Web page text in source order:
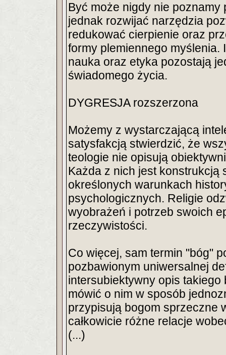
Być może nigdy nie poznamy
jednak rozwijać narzędzia
redukować cierpienie oraz
formy plemiennego myślenia.
nauka oraz etyka pozostają
świadomego życia.
DYGRESJA rozszerzona
Możemy z wystarczającą
satysfakcją stwierdzić, że
teologie nie opisują
Każda z nich jest konstrukcją
określonych warunkach
psychologicznych. Religie
wyobrażeń i potrzeb swoich
rzeczywistości.
Co więcej, sam termin "bóg"
pozbawionym uniwersalnej
intersubiektywny opis
mówić o nim w sposób
przypisują bogom sprzeczne
całkowicie różne relacje
(...)